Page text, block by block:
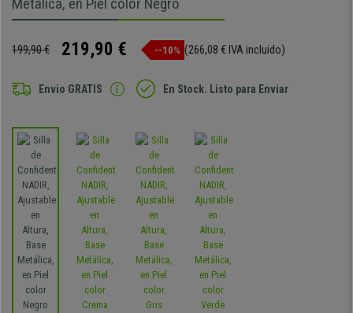
199,90 € 219,90 € --10% (266,08 € IVA incluido)
Envio GRATIS En Stock. Listo para Enviar